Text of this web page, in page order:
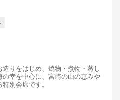
りをはじめ、焼物・煮物・蒸し
幸を中心に、宮崎の山の恵みや
別会席です。